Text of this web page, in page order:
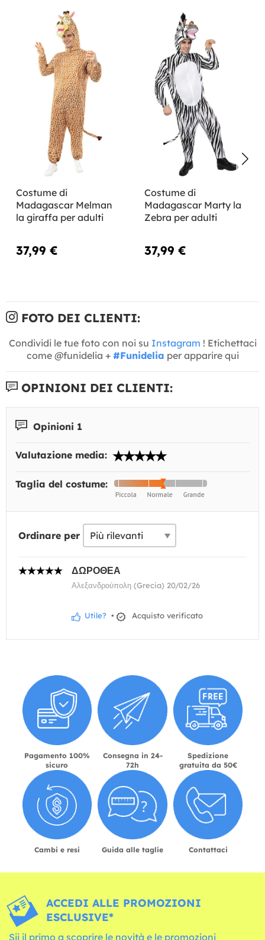
Costume di
Madagascar Melman
la giraffa per adulti
37,99 €
Costume di
Madagascar Marty la
Zebra per adulti
37,99 €
FOTO DEI CLIENTI:
Condividi le tue foto con noi su Instagram ! Etichettaci
come @funidelia + #Funidelia per apparire qui
OPINIONI DEI CLIENTI:
Opinioni 1
Valutazione media:
Taglia del costume:
Ordinare per
ΔΩΡΟΘΕΑ
Αλεξανδρούπολη (Grecia) 20/02/26
Utile? • Acquisto verificato
Pagamento 100%
sicuro
Consegna in 24-
72h
Spedizione
gratuita da 50€
Cambi e resi Guida alle taglie Contattaci
ACCEDI ALLE PROMOZIONI
ESCLUSIVE*
Sii il primo a scoprire le novità e le promozioni